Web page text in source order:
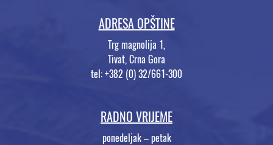
ADRESA OPŠTINE
Trg magnolija 1,
Tivat, Crna Gora
tel: +382 (0) 32/661-300
RADNO VRIJEME
ponedeljak – petak